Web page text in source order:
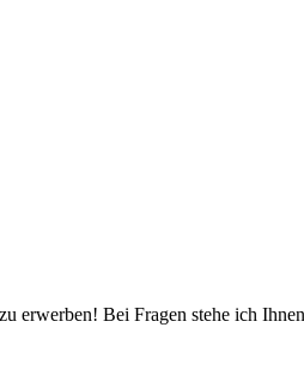
erwerben! Bei Fragen stehe ich